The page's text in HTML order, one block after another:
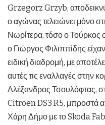
Grzegorz Grzyb,
ο αγώνας τελειώνει μόνο
Νωρίτερα, τόσο ο Τούρκος
ο Γιώργος Φιλιππίδης
ειδική διαδρομή, με
αυτές τις εναλλαγές στην
Αλέξανδρος Τσουλόφτας,
Citroen DS3 R5, μπροστά
Χάρη Δήμο με το Skoda